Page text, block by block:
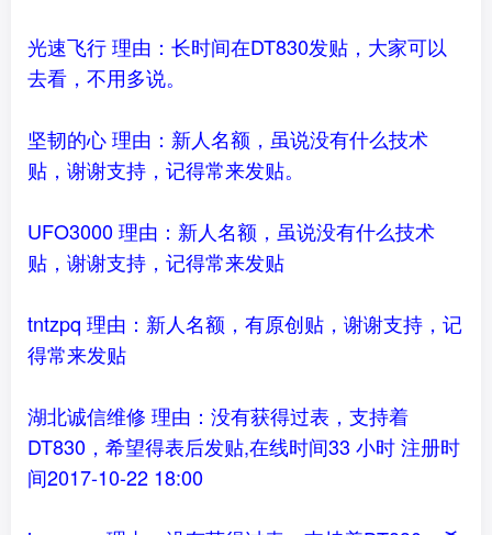
光速飞行 理由：长时间在DT830发贴，大家可以
去看，不用多说。
坚韧的心 理由：新人名额，虽说没有什么技术
贴，谢谢支持，记得常来发贴。
UFO3000 理由：新人名额，虽说没有什么技术
贴，谢谢支持，记得常来发贴
tntzpq 理由：新人名额，有原创贴，谢谢支持，记
得常来发贴
湖北诚信维修 理由：没有获得过表，支持着
DT830，希望得表后发贴,在线时间33 小时 注册时
间2017-10-22 18:00